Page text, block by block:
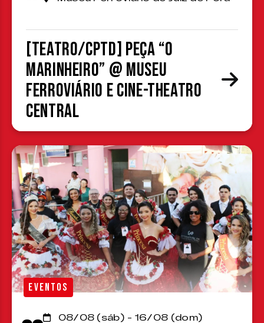
[TEATRO/CPTD] Peça “O
Marinheiro” @ Museu
Ferroviário e Cine-Theatro
Central
EVENTOS
08/08 (sáb) - 16/08 (dom)